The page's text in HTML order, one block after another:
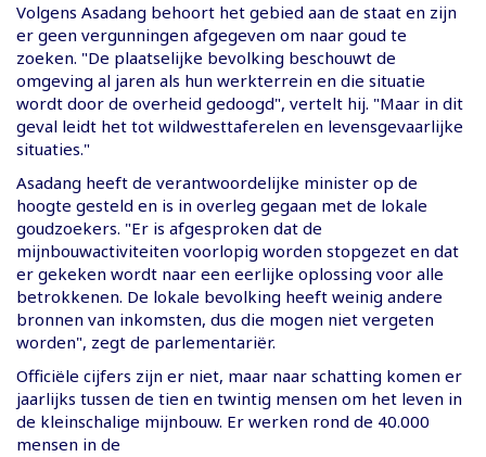
Volgens Asadang behoort het gebied aan de staat en zijn
er geen vergunningen afgegeven om naar goud te
zoeken. "De plaatselijke bevolking beschouwt de
omgeving al jaren als hun werkterrein en die situatie
wordt door de overheid gedoogd", vertelt hij. "Maar in dit
geval leidt het tot wildwesttaferelen en levensgevaarlijke
situaties."
Asadang heeft de verantwoordelijke minister op de
hoogte gesteld en is in overleg gegaan met de lokale
goudzoekers. "Er is afgesproken dat de
mijnbouwactiviteiten voorlopig worden stopgezet en dat
er gekeken wordt naar een eerlijke oplossing voor alle
betrokkenen. De lokale bevolking heeft weinig andere
bronnen van inkomsten, dus die mogen niet vergeten
worden", zegt de parlementariër.
Officiële cijfers zijn er niet, maar naar schatting komen er
jaarlijks tussen de tien en twintig mensen om het leven in
de kleinschalige mijnbouw. Er werken rond de 40.000
mensen in de